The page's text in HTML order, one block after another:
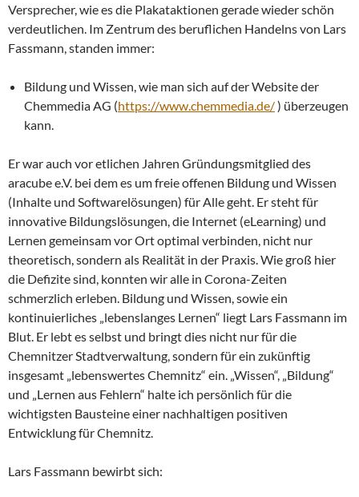
Versprecher, wie es die Plakataktionen gerade wieder schön
verdeutlichen. Im Zentrum des beruflichen Handelns von Lars
Fassmann, standen immer:
Bildung und Wissen, wie man sich auf der Website der
Chemmedia AG (https://www.chemmedia.de/) überzeugen
kann.
Er war auch vor etlichen Jahren Gründungsmitglied des
aracube e.V. bei dem es um freie offenen Bildung und Wissen
(Inhalte und Softwarelösungen) für Alle geht. Er steht für
innovative Bildungslösungen, die Internet (eLearning) und
Lernen gemeinsam vor Ort optimal verbinden, nicht nur
theoretisch, sondern als Realität in der Praxis. Wie groß hier
die Defizite sind, konnten wir alle in Corona-Zeiten
schmerzlich erleben. Bildung und Wissen, sowie ein
kontinuierliches „lebenslanges Lernen“ liegt Lars Fassmann im
Blut. Er lebt es selbst und bringt dies nicht nur für die
Chemnitzer Stadtverwaltung, sondern für ein zukünftig
insgesamt „lebenswertes Chemnitz“ ein. „Wissen“, „Bildung“
und „Lernen aus Fehlern“ halte ich persönlich für die
wichtigsten Bausteine einer nachhaltigen positiven
Entwicklung für Chemnitz.
Lars Fassmann bewirbt sich: